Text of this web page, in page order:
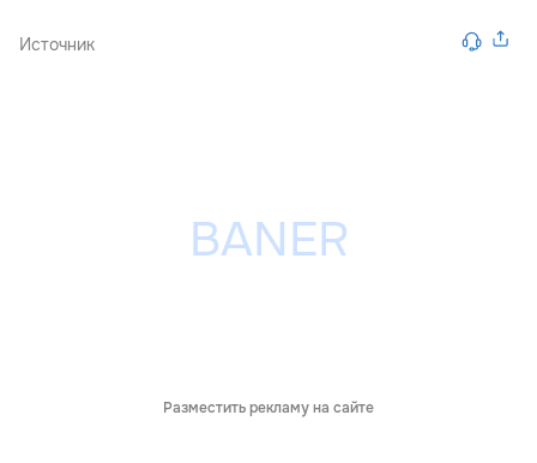
Источник
Разместить рекламу на сайте